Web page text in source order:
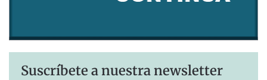
Suscríbete a nuestra newsletter